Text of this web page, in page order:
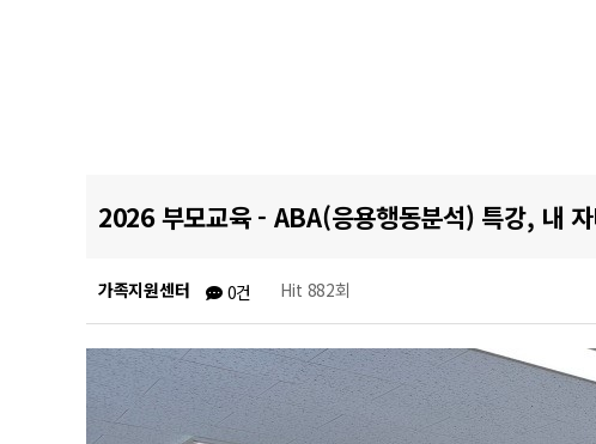
2026 부모교육 - ABA(응용행동분석) 특강, 내
가족지원센터 0건 Hit 882회